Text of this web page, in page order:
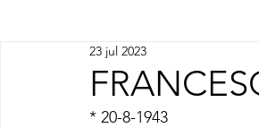
23 jul 2023
* 20-8-1943